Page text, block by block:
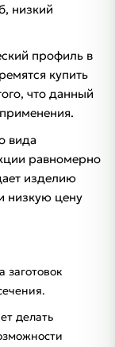
низкий
профиль в
купить
что данный
вида
равномерно
изделию
низкую цену
заготовок
делать